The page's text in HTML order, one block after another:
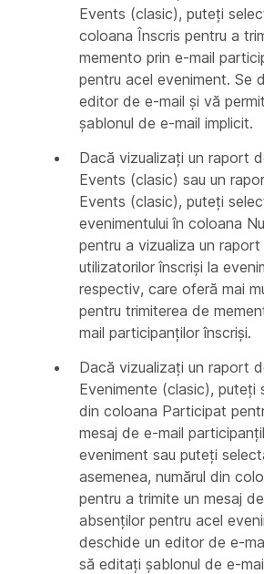
Events (clasic), puteți
coloana Înscris pentru a
memento prin e-mail
pentru acel eveniment. Se
editor de e-mail și vă
șablonul de e-mail implicit.
Dacă vizualizați un raport
Events (clasic) sau un
Events (clasic), puteți
evenimentului în coloana
pentru a vizualiza un
utilizatorilor înscriși la
respectiv, care oferă mai
pentru trimiterea de
mail participanților înscriși.
Dacă vizualizați un raport
Evenimente (clasic), puteți
din coloana Participat
mesaj de e-mail
eveniment sau puteți
asemenea, numărul din
pentru a trimite un mesaj
absenților pentru acel
deschide un editor de e-
să editați șablonul de e-